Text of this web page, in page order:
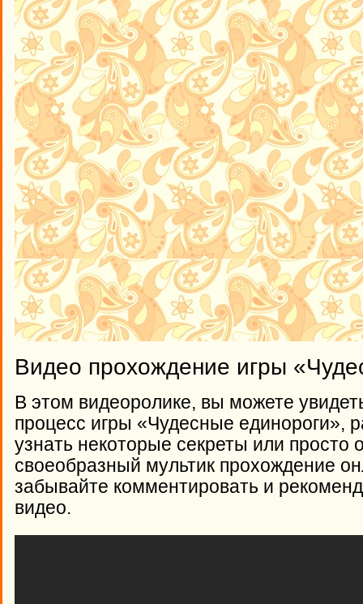
Видео прохождение игры
В этом видеоролике, вы можете
процесс игры «Чудесные единороги»,
узнать некоторые секреты или просто
своеобразный мультик прохождение
забывайте комментировать и
видео.